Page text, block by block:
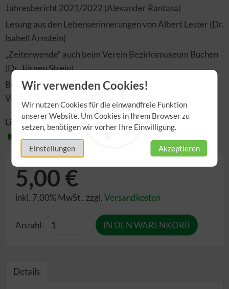
Wir verwenden Cookies!
Wir nutzen Cookies für die einwandfreie Funktion
unserer Website. Um Cookies in Ihrem Browser zu
setzen, benötigen wir vorher Ihre Einwilligung.
Einstellungen Akzeptieren
Jahresbericht 2021/2022 (Alexander Rantasa)
Lesung aus den Lebenserinnerungen von Albert Lester (Dr.
Isabell Arnstein)
„Zeitenwende“ auch beim Verein Bezirksmuseum Buchen
(Dr. Jürgen Strein)
Bürgerstiftung Bezirksmuseum Buchen - Bericht über die
Vorstands- und Kuratoriumssitzung (Gerlinde Trunk)
Lieferzeit:
5,00 €
inkl. 7,00% MwSt., zzgl.Versandkosten
Anzahl
Details